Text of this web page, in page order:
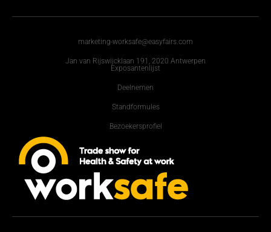
marketing-worksafe@easyfairs.com
Jan van Rijswijcklaan 191, 2020 Antwerpen
Exposantenlijst
Deelnemen
Standformules
Bezoekersprofiel